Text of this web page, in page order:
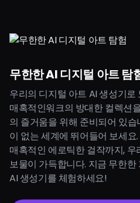
무한한 AI 디지털 아트 탐
우리의 디지털 아트 AI 생성기
매혹적인워크의 방대한 컬렉션
의 즐거움을 위해 준비되어 있
이 없는 세계에 뛰어들어 보세
매혹적인 에로틱한 걸작까지,
보물이 가득합니다. 지금 무한
AI 생성기를 체험하세요!